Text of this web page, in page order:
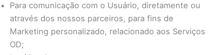
Para comunicação com o Usuário, diretamente ou
através dos nossos parceiros, para fins de
Marketing personalizado, relacionado aos Serviços
OD;